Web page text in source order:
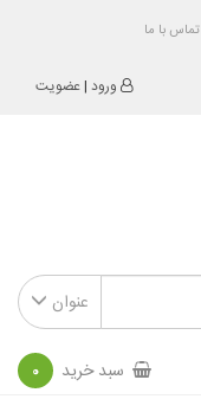
تماس با ما
ورود |عضویت
عنوان
سبد خرید 0